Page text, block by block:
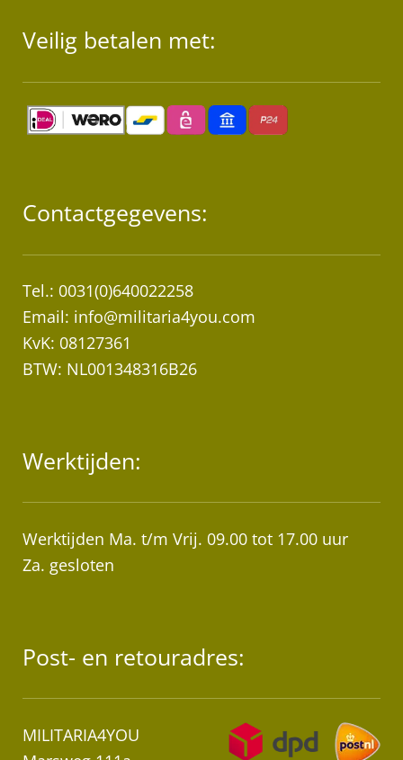
Veilig betalen met:
Contactgegevens:
Tel.: 0031(0)640022258
Email: info@militaria4you.com
KvK: 08127361
BTW: NL001348316B26
Werktijden:
Werktijden Ma. t/m Vrij. 09.00 tot 17.00 uur
Za. gesloten
Post- en retouradres:
MILITARIA4YOU